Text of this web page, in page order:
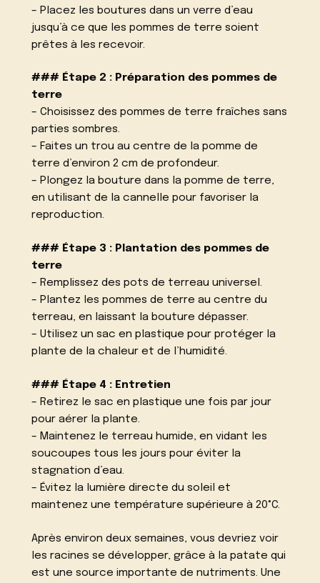
– Placez les boutures dans un verre d’eau
jusqu’à ce que les pommes de terre soient
prêtes à les recevoir.
### Étape 2 : Préparation des pommes de
terre
– Choisissez des pommes de terre fraîches sans
parties sombres.
– Faites un trou au centre de la pomme de
terre d’environ 2 cm de profondeur.
– Plongez la bouture dans la pomme de terre,
en utilisant de la cannelle pour favoriser la
reproduction.
### Étape 3 : Plantation des pommes de
terre
– Remplissez des pots de terreau universel.
– Plantez les pommes de terre au centre du
terreau, en laissant la bouture dépasser.
– Utilisez un sac en plastique pour protéger la
plante de la chaleur et de l’humidité.
### Étape 4 : Entretien
– Retirez le sac en plastique une fois par jour
pour aérer la plante.
– Maintenez le terreau humide, en vidant les
soucoupes tous les jours pour éviter la
stagnation d’eau.
– Évitez la lumière directe du soleil et
maintenez une température supérieure à 20°C.
Après environ deux semaines, vous devriez voir
les racines se développer, grâce à la patate qui
est une source importante de nutriments. Une